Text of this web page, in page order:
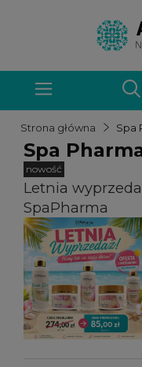
Strona główna Spa
Spa
Letnia
SpaPharma
nowość